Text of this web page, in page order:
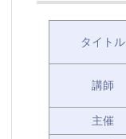
タイトル
講師
主催